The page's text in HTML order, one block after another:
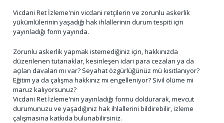
Vicdani Ret İzleme'nin vicdani retçilerin ve zorunlu askerlik
yükümlülerinin yaşadığı hak ihlallerinin durum tespiti için
yayınladığı form yayında.
Zorunlu askerlik yapmak istemediğiniz için, hakkınızda
düzenlenen tutanaklar, kesinleşen idari para cezaları ya da
açılan davaları mı var? Seyahat özgürlüğünüz mü kısıtlanıyor?
Eğitim ya da çalışma hakkınız mı engelleniyor? Sivil ölüme mi
maruz kalıyorsunuz?
Vicdani Ret İzleme'nin yayınladığı formu doldurarak, mevcut
durumunuzu ve yaşadığınız hak ihlallerini bildirebilir, izleme
çalışmasına katkıda bulunabilirsiniz.